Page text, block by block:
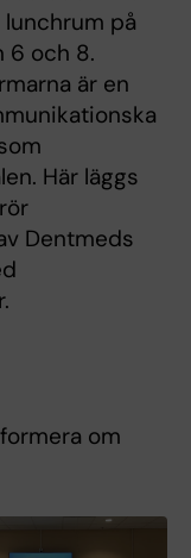
lunchrum på
6 och 8.
är en
Här läggs
Dentmeds
om